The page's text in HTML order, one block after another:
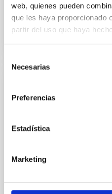
web, quienes pueden
que les haya proporcionado
partir del uso que haya
Necesarias
Preferencias
Estadística
Marketing
Date 10/10/2023
El impacto
El denominado Sector de
instituciones científicas
en los Observatorios de
Date 10/23/2018